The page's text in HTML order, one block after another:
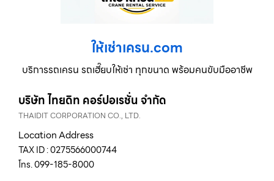
ให้เช่าเครน.com
บริการรถเครน รถเฮี๊ยบให้เช่า ทุกขนาด พร้อมคนขับมืออาชีพ
บริษัท ไทยดิท คอร์ปอเรชั่น จำกัด
THAIDIT CORPORATION CO., LTD.
Location Address
TAX ID : 0275566000744
โทร. 099-185-8000